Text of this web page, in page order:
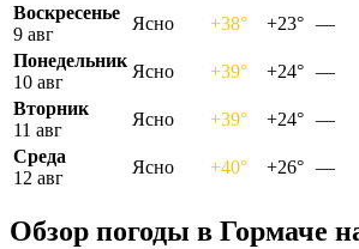
Воскресенье
9 авг
Ясно +38° +23° —
Понедельник
10 авг
Ясно +39° +24° —
Вторник
11 авг
Ясно +39° +24° —
Среда
12 авг
Ясно +40° +26° —
Обзор погоды в Гормаче